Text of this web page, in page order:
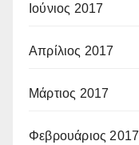
Ιούνιος 2017
Απρίλιος 2017
Μάρτιος 2017
Φεβρουάριος 2017